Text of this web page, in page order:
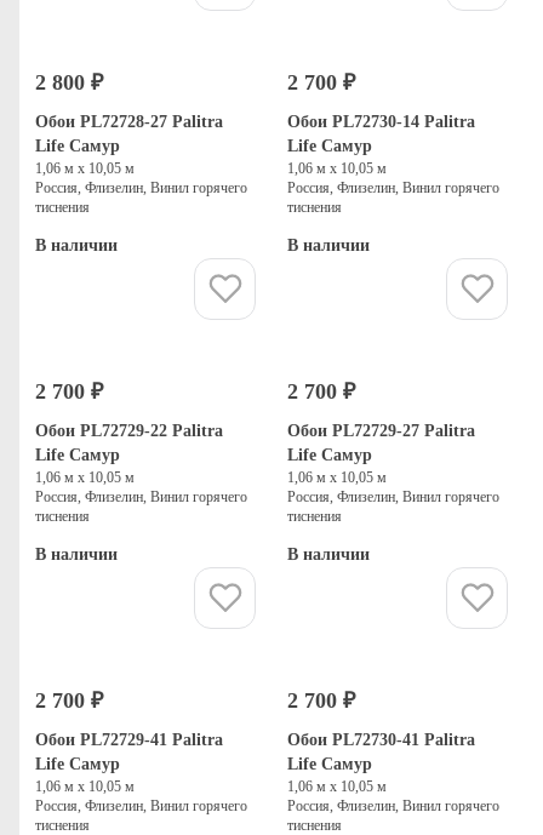
2 800 ₽
Обои PL72728-27 Palitra
Life Самур
1,06 м х 10,05 м
Россия, Флизелин, Винил горячего
тиснения
В наличии
2 700 ₽
Обои PL72730-14 Palitra
Life Самур
1,06 м х 10,05 м
Россия, Флизелин, Винил горячего
тиснения
В наличии
2 700 ₽
Обои PL72729-22 Palitra
Life Самур
1,06 м х 10,05 м
Россия, Флизелин, Винил горячего
тиснения
В наличии
2 700 ₽
Обои PL72729-27 Palitra
Life Самур
1,06 м х 10,05 м
Россия, Флизелин, Винил горячего
тиснения
В наличии
2 700 ₽
Обои PL72729-41 Palitra
Life Самур
1,06 м х 10,05 м
Россия, Флизелин, Винил горячего
тиснения
2 700 ₽
Обои PL72730-41 Palitra
Life Самур
1,06 м х 10,05 м
Россия, Флизелин, Винил горячего
тиснения